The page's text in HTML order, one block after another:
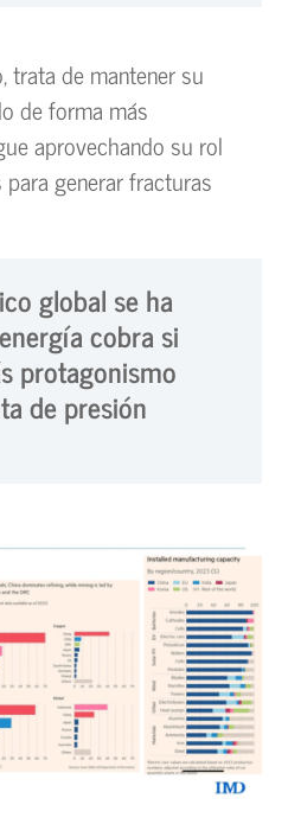
trata de mantener su
de forma más
aprovechando su rol
generar fracturas
global se ha
cobra si
protagonismo
de presión